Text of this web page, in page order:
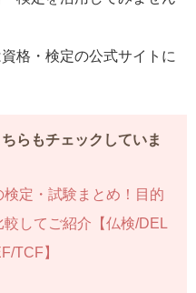
格・検定の公式サイトに
らもチェックしていま
検定・試験まとめ！目的
較してご紹介【仏検/DEL
TCF】